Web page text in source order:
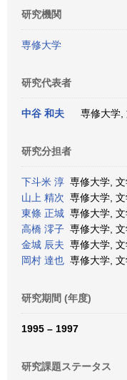
研究機関
専修大学
研究代表者
中谷 和夫 専修大学,
研究分担者
下斗米 淳 専修大学,
山上 精次 専修大学,
東條 正城 専修大学,
高橋 澪子 専修大学,
金城 辰夫 専修大学,
岡村 達也 専修大学,
研究期間 (年度)
1995 – 1997
研究課題ステータス